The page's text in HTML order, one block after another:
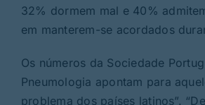
32% dormem mal e 40%
em manterem-se acordados
Os números da Sociedade
Pneumologia apontam para
problema dos países latinos”.